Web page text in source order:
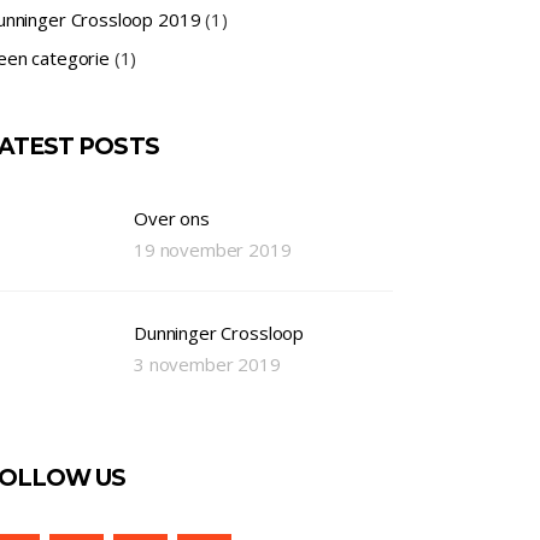
Crossloop 2019 (1)
categorie (1)
POSTS
Over ons
19 november 2019
Dunninger Crossloop
3 november 2019
US